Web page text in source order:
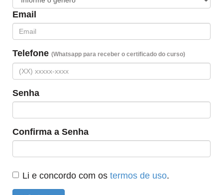
Email
Telefone (Whatsapp para receber o certificado do curso)
Senha
Confirma a Senha
Li e concordo com os termos de uso.